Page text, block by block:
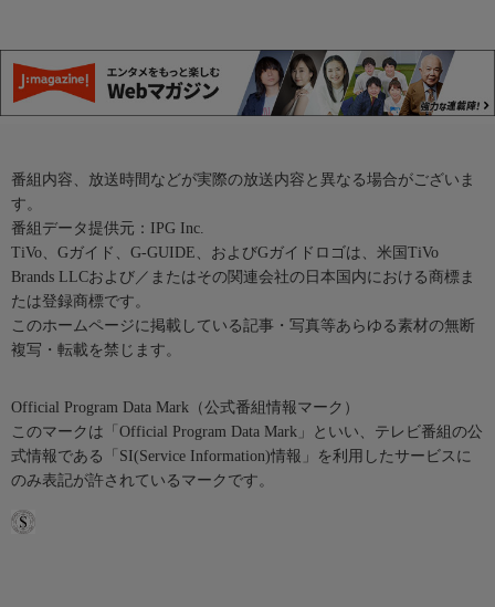
番組内容、放送時間などが実際の放送内容と異なる場合がございま
す。
番組データ提供元：IPG Inc.
TiVo、Gガイド、G-GUIDE、およびGガイドロゴは、米国TiVo
Brands LLCおよび／またはその関連会社の日本国内における商標ま
たは登録商標です。
このホームページに掲載している記事・写真等あらゆる素材の無断
複写・転載を禁じます。
Official Program Data Mark（公式番組情報マーク）
このマークは「Official Program Data Mark」といい、テレビ番組の公
式情報である「SI(Service Information)情報」を利用したサービスに
のみ表記が許されているマークです。